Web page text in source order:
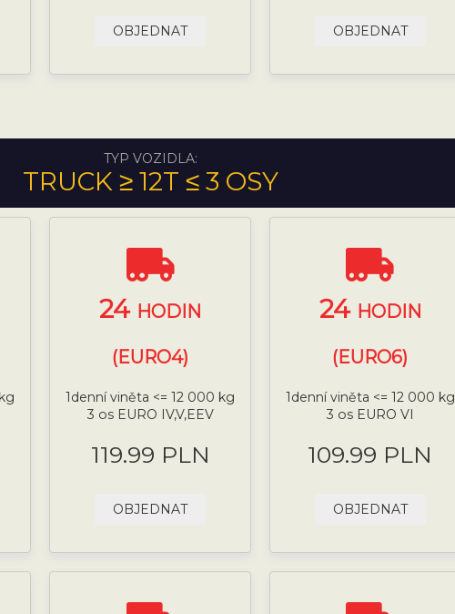
OBJEDNAT OBJEDNAT
TYP VOZIDLA:
TRUCK ≥ 12T ≤ 3 OSY
24 HODIN
(EURO4)
1denní viněta <= 12 000 kg
3 os EURO IV,V,EEV
119.99 PLN
OBJEDNAT
24 HODIN
(EURO6)
1denní viněta <= 12 000 kg
3 os EURO VI
109.99 PLN
OBJEDNAT